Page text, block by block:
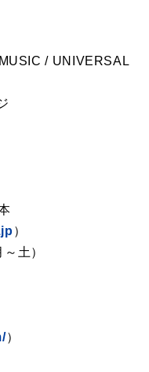
/ UNIVERSAL
）
土）
）